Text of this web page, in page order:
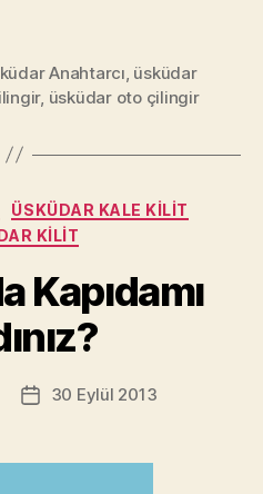
Anahtarcı üsküdar
, üsküdar oto çilingir
Kategoriler
ÜSKÜDAR KALE KILIT
KILIT
Kapıdamı
Yazı30 Eylül 2013